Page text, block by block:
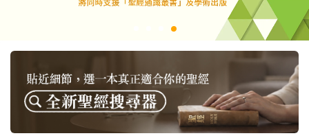
教會事工
哲學／宗教比較
見證／傳記
文藝／勵志